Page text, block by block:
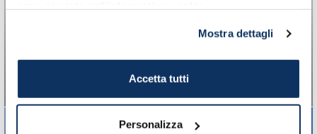
Mostra dettagli
Accetta tutti
Personalizza
Los puntos de
Dónde encontrar toda la información